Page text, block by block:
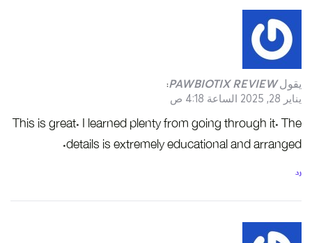
يقول PAWBIOTIX REVIEW
:
يناير 28, 2025 الساعة 4:18 ص
This is great. I learned plenty from going through it. The
details is extremely educational and arranged.
رد